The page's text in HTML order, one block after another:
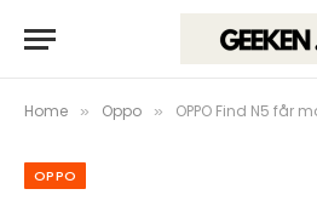
Home » Oppo » OPPO Find N5 får mars månads
OPPO